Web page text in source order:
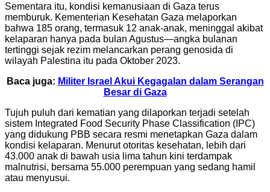
Sementara itu, kondisi kemanusiaan di Gaza terus
memburuk. Kementerian Kesehatan Gaza melaporkan
bahwa 185 orang, termasuk 12 anak-anak, meninggal akibat
kelaparan hanya pada bulan Agustus—angka bulanan
tertinggi sejak rezim melancarkan perang genosida di
wilayah Palestina itu pada Oktober 2023.
Baca juga: Militer Israel Akui Kegagalan dalam Serangan
Besar di Gaza
Tujuh puluh dari kematian yang dilaporkan terjadi setelah
sistem Integrated Food Security Phase Classification (IPC)
yang didukung PBB secara resmi menetapkan Gaza dalam
kondisi kelaparan. Menurut otoritas kesehatan, lebih dari
43.000 anak di bawah usia lima tahun kini terdampak
malnutrisi, bersama 55.000 perempuan yang sedang hamil
atau menyusui.